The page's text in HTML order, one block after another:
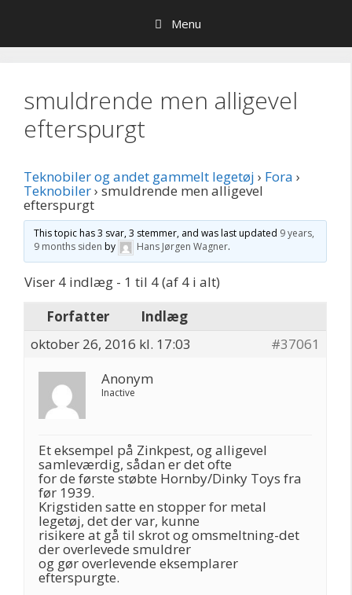
indhold
Menu
smuldrende men alligevel
efterspurgt
Teknobiler og andet gammelt legetøj › Fora ›
Teknobiler› smuldrende men alligevel
efterspurgt
This topic has 3 svar, 3 stemmer, and was last updated 9 years,
9 months siden by Hans Jørgen Wagner.
Viser 4 indlæg - 1 til 4 (af 4 i alt)
Forfatter
Indlæg
oktober 26, 2016 kl. 17:03
#37061
Anonym
Inactive
Et eksempel på Zinkpest, og alligevel
samleværdig, sådan er det ofte
for de første støbte Hornby/Dinky Toys fra
før 1939.
Krigstiden satte en stopper for metal
legetøj, det der var, kunne
risikere at gå til skrot og omsmeltning-det
der overlevede smuldrer
og gør overlevende eksemplarer
efterspurgte.